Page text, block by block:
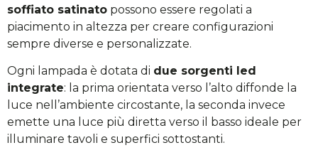
soffiato satinato possono essere regolati a
piacimento in altezza per creare configurazioni
sempre diverse e personalizzate.
Ogni lampada è dotata di due sorgenti led
integrate: la prima orientata verso l’alto diffonde la
luce nell’ambiente circostante, la seconda invece
emette una luce più diretta verso il basso ideale per
illuminare tavoli e superfici sottostanti.